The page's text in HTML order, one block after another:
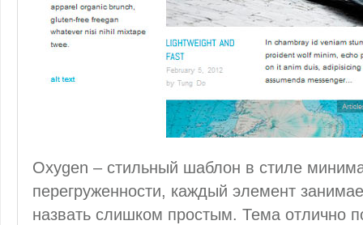
Oxygen – стильный шаблон в стиле
перегруженности, каждый элемент
назвать слишком простым. Тема отлично